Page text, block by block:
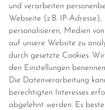
und verarbeiten
Webseite (z.B. IP-
personalisieren, Medien
auf unsere Website zu
durch gesetzte Cookies.
den Einstellungen
Die Datenverarbeitung
berechtigten Interesses
abgelehnt werden. Es
Versandinformationen
Versand per GLS (6,90
(innerhalb Deutschlands)
kostenfreie Lieferung ab
Deutschlands)
Übersicht